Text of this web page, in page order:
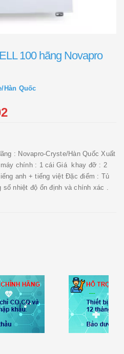
100 hãng Novapro
Hàn Quốc
: Novapro-Cryste/Hàn Quốc Xuất
chính : 1 cái Giá khay đỡ : 2
anh + tiếng việt Đặc điểm : Tủ
nhiệt độ ổn định và chính xác .